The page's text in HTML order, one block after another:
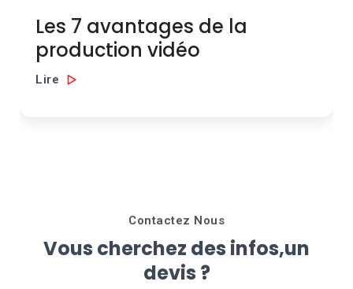
Les 7 avantages de la
production vidéo
Lire
Contactez Nous
Vous cherchez des infos,un
devis ?